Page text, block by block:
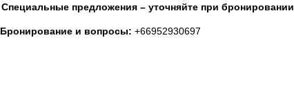
Специальные предложения – уточняйте при бронировании
Бронирование и вопросы: +66952930697